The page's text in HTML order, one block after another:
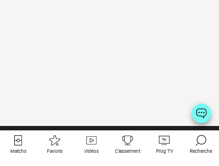
Matchs Favoris Vidéos Classement Prog TV Recherche